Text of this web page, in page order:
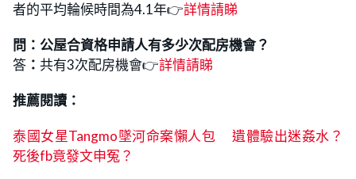
者的平均輪候時間為4.1年👉詳情請睇
問： 公屋合資格申請人有多少次配房機會？
答 ： 共有3次配房機會👉詳情請睇
推薦閱讀：
泰國女星Tangmo墜河命案懶人包 遺體驗出迷姦水？
死後fb竟發文申冤？